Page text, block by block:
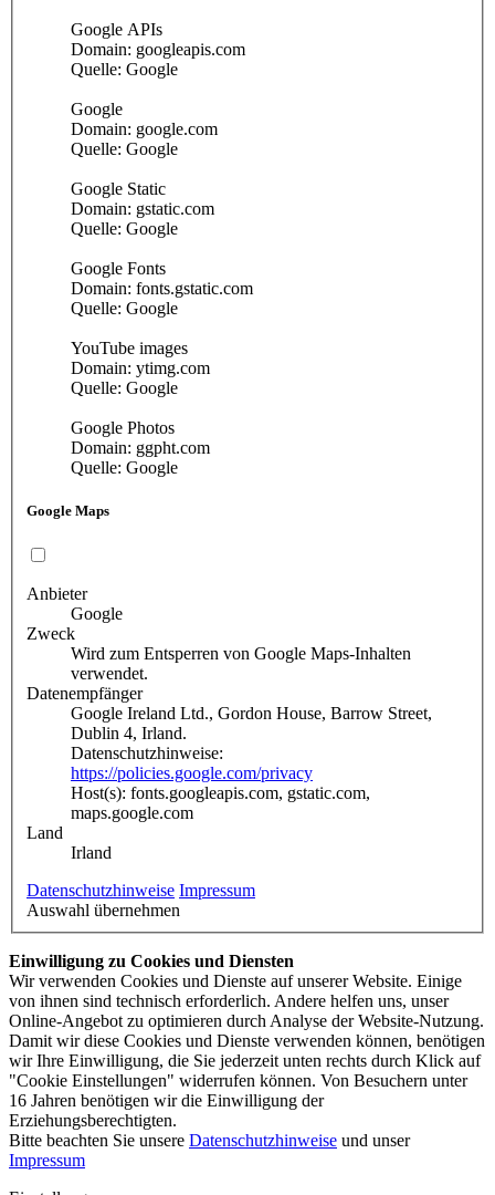
Google APIs
Domain: googleapis.com
Quelle: Google
Google
Domain: google.com
Quelle: Google
Google Static
Domain: gstatic.com
Quelle: Google
Google Fonts
Domain: fonts.gstatic.com
Quelle: Google
YouTube images
Domain: ytimg.com
Quelle: Google
Google Photos
Domain: ggpht.com
Quelle: Google
Google Maps
Anbieter
Google
Zweck
Wird zum Entsperren von Google Maps-Inhalten
verwendet.
Datenempfänger
Google Ireland Ltd., Gordon House, Barrow Street,
Dublin 4, Irland.
Datenschutzhinweise:
https://policies.google.com/privacy
Host(s): fonts.googleapis.com, gstatic.com,
maps.google.com
Land
Irland
Datenschutzhinweise Impressum
Auswahl übernehmen
Einwilligung zu Cookies und Diensten
Wir verwenden Cookies und Dienste auf unserer Website. Einige
von ihnen sind technisch erforderlich. Andere helfen uns, unser
Online-Angebot zu optimieren durch Analyse der Website-Nutzung.
Damit wir diese Cookies und Dienste verwenden können, benötigen
wir Ihre Einwilligung, die Sie jederzeit unten rechts durch Klick auf
"Cookie Einstellungen" widerrufen können. Von Besuchern unter
16 Jahren benötigen wir die Einwilligung der
Erziehungsberechtigten.
Bitte beachten Sie unsere Datenschutzhinweise und unser
Impressum